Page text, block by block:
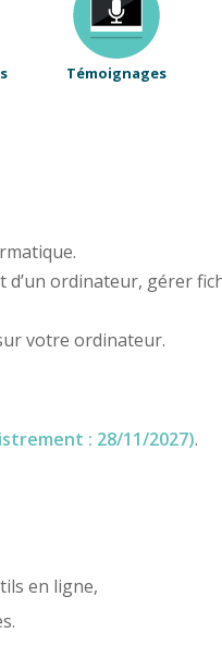
Témoignages
ordinateur, gérer
votre ordinateur.
: 28/11/2027).
en ligne,